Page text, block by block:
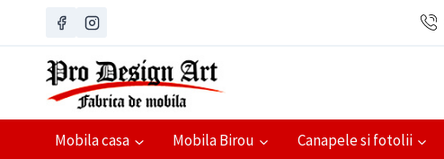
content
Mobila casa
Mobila Birou Canapele si fotolii